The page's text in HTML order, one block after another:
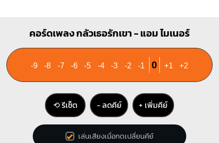
คอร์ดเพลง กลัวเธอรักเขา - แอม ไมเนอร์
-9 -8 -7 -6 -5 -4 -3 -2 -1 0 +1 +2
⟲ รีเซ็ต − ลดคีย์ + เพิ่มคีย์
เล่นเสียงเมื่อกดเปลี่ยนคีย์